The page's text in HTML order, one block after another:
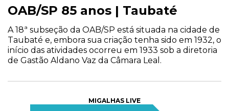
OAB/SP 85 anos | Taubaté
A 18ª subseção da OAB/SP está situada na cidade de
Taubaté e, embora sua criação tenha sido em 1932, o
início das atividades ocorreu em 1933 sob a diretoria
de Gastão Aldano Vaz da Câmara Leal.
MIGALHAS LIVE